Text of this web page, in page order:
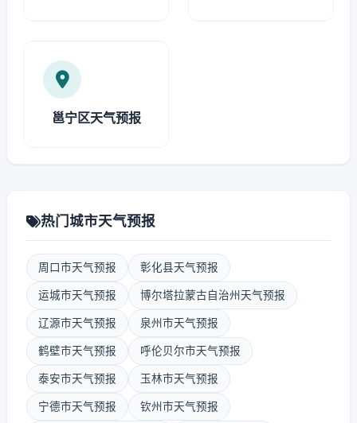
邕宁区天气预报
热门城市天气预报
周口市天气预报 彰化县天气预报
运城市天气预报 博尔塔拉蒙古自治州天气预报
辽源市天气预报 泉州市天气预报
鹤壁市天气预报 呼伦贝尔市天气预报
泰安市天气预报 玉林市天气预报
宁德市天气预报 钦州市天气预报